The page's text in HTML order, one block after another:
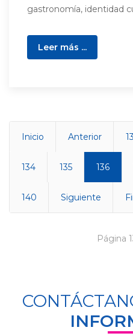
gastronomía, identidad
Leer más ...
Inicio Anterior
134 135 136
140 Siguiente
Página